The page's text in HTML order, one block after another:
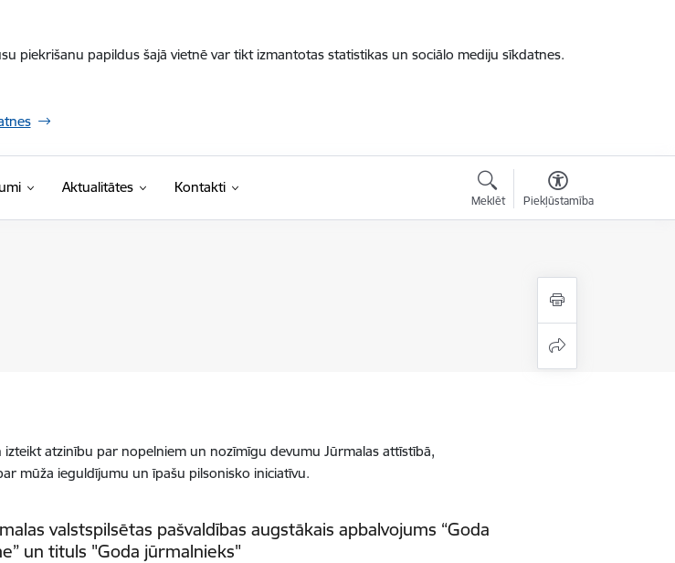
piekrišanu papildus šajā vietnē var tikt izmantotas statistikas un sociālo mediju sīkdatnes.
Aktualitātes Kontakti
Meklēt Piekļūstamība
atzinību par nopelniem un nozīmīgu devumu Jūrmalas attīstībā,
mūža ieguldījumu un īpašu pilsonisko iniciatīvu.
valstspilsētas pašvaldības augstākais apbalvojums “Goda
un tituls "Goda jūrmalnieks"